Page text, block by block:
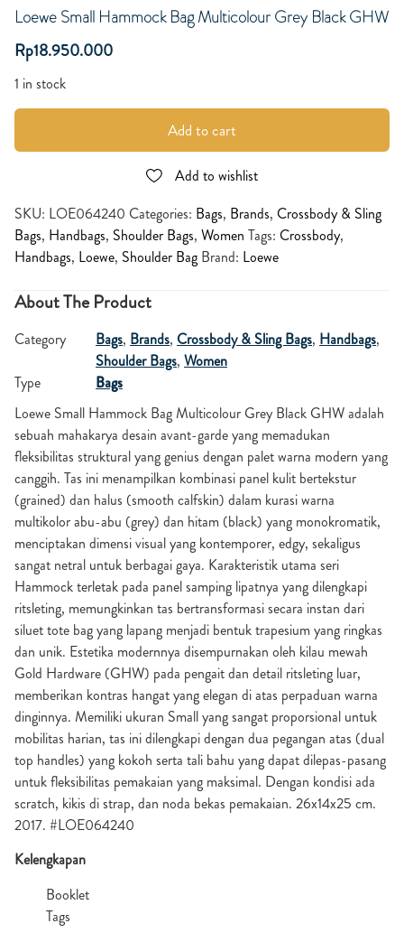
Loewe Small Hammock Bag Multicolour Grey Black GHW
Rp18.950.000
1 in stock
Add to cart
Add to wishlist
SKU: LOE064240 Categories: Bags, Brands, Crossbody & Sling
Bags, Handbags, Shoulder Bags, Women Tags: Crossbody,
Handbags, Loewe, Shoulder Bag Brand: Loewe
About The Product
Category Bags, Brands, Crossbody & Sling Bags, Handbags,
Shoulder Bags, Women
Type
Bags
Loewe Small Hammock Bag Multicolour Grey Black GHW adalah
sebuah mahakarya desain avant-garde yang memadukan
fleksibilitas struktural yang genius dengan palet warna modern yang
canggih. Tas ini menampilkan kombinasi panel kulit bertekstur
(grained) dan halus (smooth calfskin) dalam kurasi warna
multikolor abu-abu (grey) dan hitam (black) yang monokromatik,
menciptakan dimensi visual yang kontemporer, edgy, sekaligus
sangat netral untuk berbagai gaya. Karakteristik utama seri
Hammock terletak pada panel samping lipatnya yang dilengkapi
ritsleting, memungkinkan tas bertransformasi secara instan dari
siluet tote bag yang lapang menjadi bentuk trapesium yang ringkas
dan unik. Estetika modernnya disempurnakan oleh kilau mewah
Gold Hardware (GHW) pada pengait dan detail ritsleting luar,
memberikan kontras hangat yang elegan di atas perpaduan warna
dinginnya. Memiliki ukuran Small yang sangat proporsional untuk
mobilitas harian, tas ini dilengkapi dengan dua pegangan atas (dual
top handles) yang kokoh serta tali bahu yang dapat dilepas-pasang
untuk fleksibilitas pemakaian yang maksimal. Dengan kondisi ada
scratch, kikis di strap, dan noda bekas pemakaian. 26x14x25 cm.
2017. #LOE064240
Kelengkapan
Booklet
Tags